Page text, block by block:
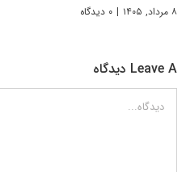
۸ مرداد, ۱۴۰۵ | ۰ دیدگاه
Leave A دیدگاه
دیدگاه